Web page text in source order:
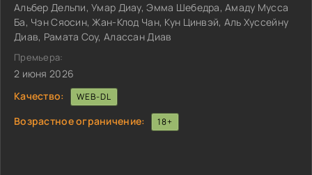
Альбер Дельпи, Умар Диау, Эмма Шебедра, Амаду Мусса
Ба, Чэн Сяосин, Жан-Клод Чан, Кун Цинвэй, Аль Хуссейну
Диав, Рамата Соу, Алассан Диав
Премьера:
2 июня 2026
Качество:
WEB-DL
Возрастное ограничение: 18+